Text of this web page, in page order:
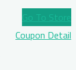
Go To Store
Coupon Detail